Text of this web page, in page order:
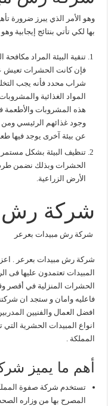
وهو الأمر الذي يبرز ضرورة
بها لكي تأتي بنتائج إيجابية
تنقية البيئة المراد
فإن كانت الحشرات تعيش
شراب محدد فأنه يجب
المواد الغذائية
هذه المشروبات والأطعمة
وجود غذائهم الرئيسي
عن بيئة آخرى يوجد فيها
تنظيف البيئة بشكل
الحشرات وبذلك نضمن
الأرض الزراعية.
شركة رش
شركة رش مبيدات بعرعر
شركة رش مبيدات بعرعر .
المبيدات تعتمدون عليها
الحشرات المنزلية في أقصر
فاعليه وامان و ستجد ان
افضل العمال والفنيين
انواع المبيدات الحشرية
المملكة .
أهم ما يميز
تستخدم شركة صفوة
المصرح بها من وزاره